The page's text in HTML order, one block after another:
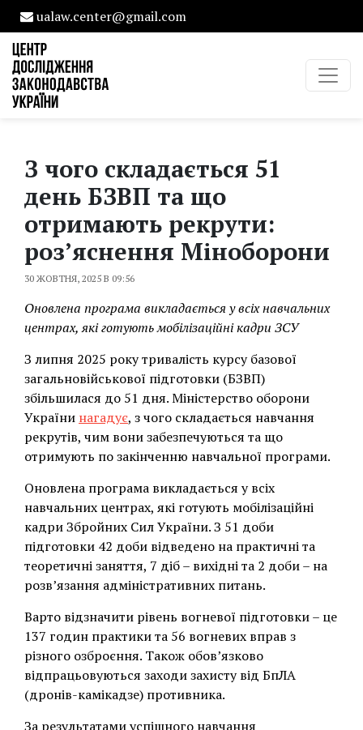
ualaw.center@gmail.com
З чого складається 51
день БЗВП та що
отримають рекрути:
роз’яснення Міноборони
30 ЖОВТНЯ, 2025 В 09:56
Оновлена програма викладається у всіх навчальних
центрах, які готують мобілізаційні кадри ЗСУ
З липня 2025 року тривалість курсу базової
загальновійськової підготовки (БЗВП)
збільшилася до 51 дня. Міністерство оборони
України нагадує, з чого складається навчання
рекрутів, чим вони забезпечуються та що
отримують по закінченню навчальної програми.
Оновлена програма викладається у всіх
навчальних центрах, які готують мобілізаційні
кадри Збройних Сил України. З 51 доби
підготовки 42 доби відведено на практичні та
теоретичні заняття, 7 діб – вихідні та 2 доби – на
розв’язання адміністративних питань.
Варто відзначити рівень вогневої підготовки – це
137 годин практики та 56 вогневих вправ з
різного озброєння. Також обов’язково
відпрацьовуються заходи захисту від БпЛА
(дронів-камікадзе) противника.
За результатами успішного навчання